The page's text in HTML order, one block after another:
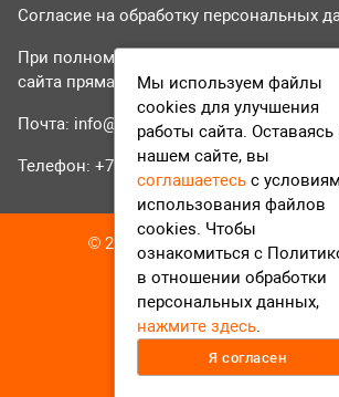
Согласие на обработку персональных
При полном или частичном
сайта прямая гиперссылка на tvr24.tv
Почта: info@tvr24.tv
Телефон: +7 (496) 551-04-95
© 2016-2023 ТВР24 Все права
Мы используем файлы
cookies для улучшения
работы сайта. Оставаясь
нашем сайте, вы
соглашаетесь с
использования файлов
cookies. Чтобы
ознакомиться с
в отношении обработки
персональных данных,
нажмите здесь.
Я согласен